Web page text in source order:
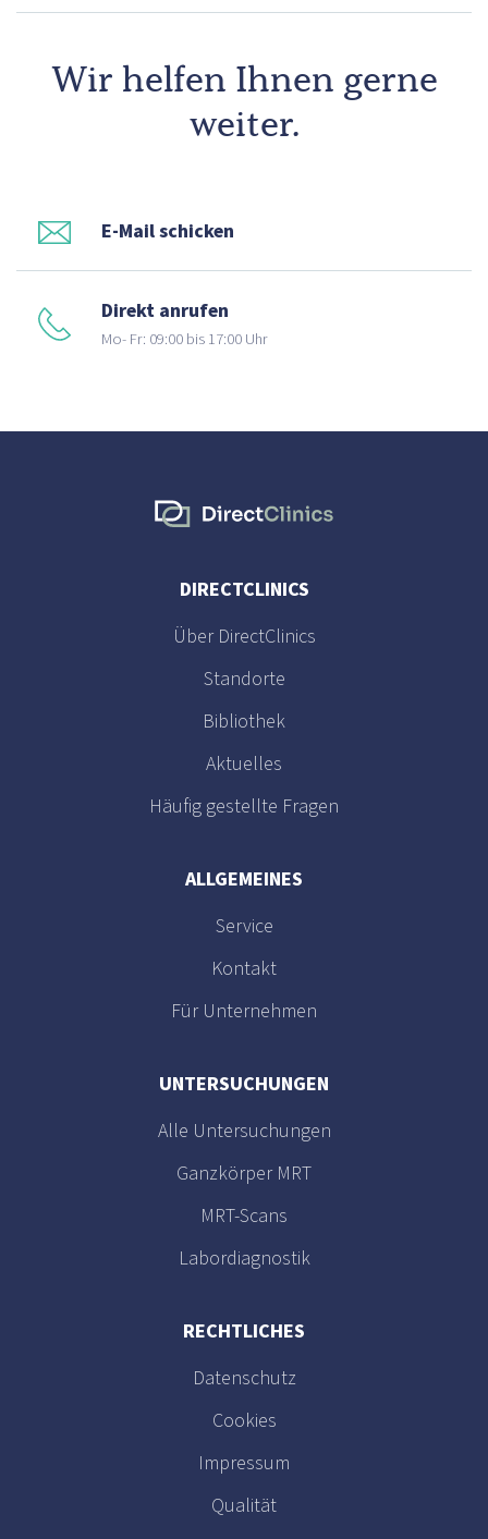
Wir helfen Ihnen gerne
weiter.
E-Mail schicken
Direkt anrufen
Mo- Fr: 09:00 bis 17:00 Uhr
DIRECTCLINICS
Über DirectClinics
Standorte
Bibliothek
Aktuelles
Häufig gestellte Fragen
ALLGEMEINES
Service
Kontakt
Für Unternehmen
UNTERSUCHUNGEN
Alle Untersuchungen
Ganzkörper MRT
MRT-Scans
Labordiagnostik
RECHTLICHES
Datenschutz
Cookies
Impressum
Qualität